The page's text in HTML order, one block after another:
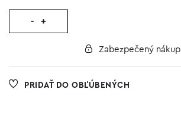
- +
Zabezpečený nákup
PRIDAŤ DO OBĽÚBENÝCH